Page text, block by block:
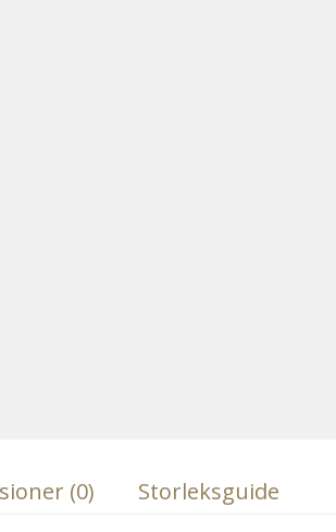
(0) Storleksguide